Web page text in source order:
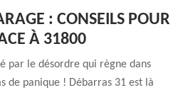
: CONSEILS POUR
À 31800
par le désordre qui règne dans
de panique ! Débarras 31 est là